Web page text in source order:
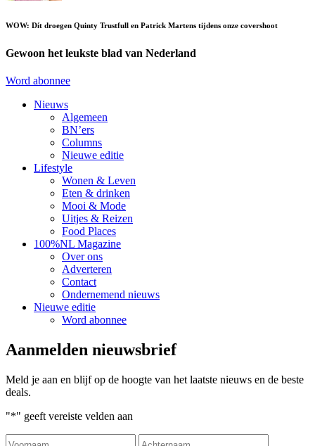
WOW: Dít droegen Quinty Trustfull en Patrick Martens tijdens onze covershoot
Gewoon het leukste blad van Nederland
Word abonnee
Nieuws
Algemeen
BN’ers
Columns
Nieuwe editie
Lifestyle
Wonen & Leven
Eten & drinken
Mooi & Mode
Uitjes & Reizen
Food Places
100%NL Magazine
Over ons
Adverteren
Contact
Ondernemend nieuws
Nieuwe editie
Word abonnee
Aanmelden nieuwsbrief
Meld je aan en blijf op de hoogte van het laatste nieuws en de beste
deals.
"*" geeft vereiste velden aan
Voornaam